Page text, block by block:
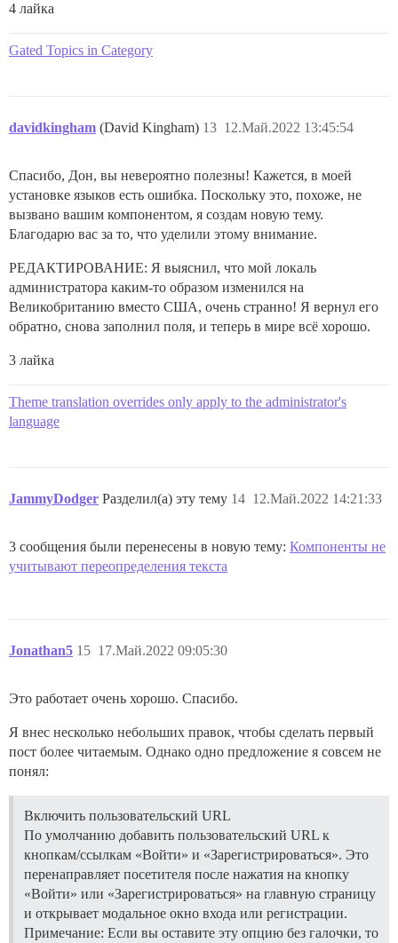
4 лайка
Gated Topics in Category
davidkingham (David Kingham) 12.Май.2022 13:45:54
13
Спасибо, Дон, вы невероятно полезны! Кажется, в моей
установке языков есть ошибка. Поскольку это, похоже, не
вызвано вашим компонентом, я создам новую тему.
Благодарю вас за то, что уделили этому внимание.
РЕДАКТИРОВАНИЕ: Я выяснил, что мой локаль
администратора каким-то образом изменился на
Великобританию вместо США, очень странно! Я вернул его
обратно, снова заполнил поля, и теперь в мире всё хорошо.
3 лайка
Theme translation overrides only apply to the administrator's
language
JammyDodger Разделил(а) эту тему 12.Май.2022 14:21:33
14
3 сообщения были перенесены в новую тему: Компоненты не
учитывают переопределения текста
Jonathan5 17.Май.2022 09:05:30
15
Это работает очень хорошо. Спасибо.
Я внес несколько небольших правок, чтобы сделать первый
пост более читаемым. Однако одно предложение я совсем не
понял:
Включить пользовательский URL
По умолчанию добавить пользовательский URL к
кнопкам/ссылкам «Войти» и «Зарегистрироваться». Это
перенаправляет посетителя после нажатия на кнопку
«Войти» или «Зарегистрироваться» на главную страницу
и открывает модальное окно входа или регистрации.
Примечание: Если вы оставите эту опцию без галочки, то